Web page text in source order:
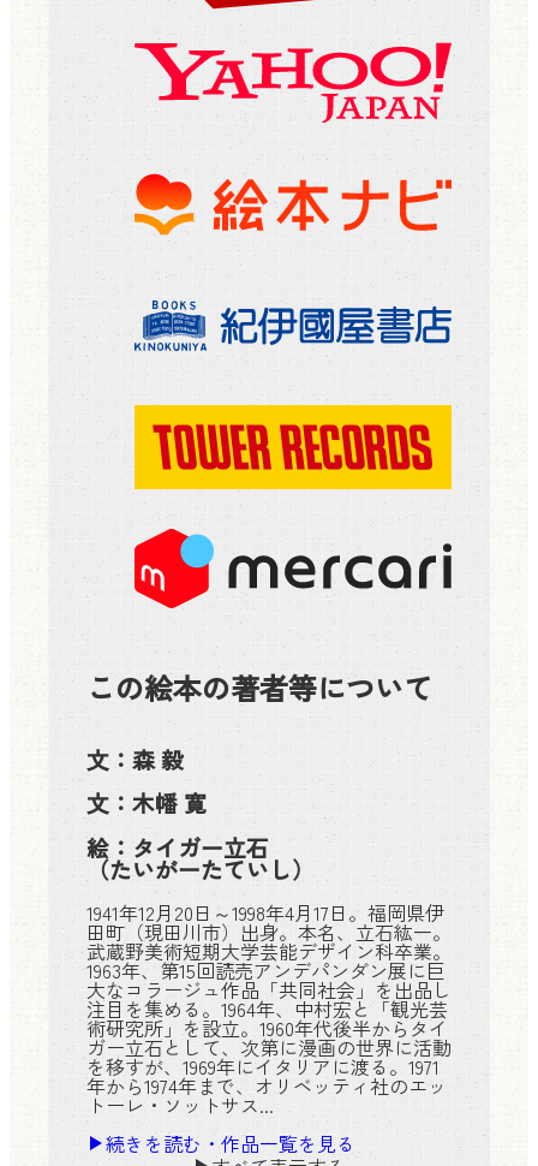
この絵本の著者等について
文：森 毅
文： 木幡 寛
絵： タイガー立石
（たいがーたていし）
1941年12月20日～1998年4月17日。福岡県伊
田町（現田川市）出身。本名、立石紘一。
武蔵野美術短期大学芸能デザイン科卒業。
1963年、第15回読売アンデパンダン展に巨
大なコラージュ作品「共同社会」を出品し
注目を集める。1964年、中村宏と「観光芸
術研究所」を設立。1960年代後半からタイ
ガー立石として、次第に漫画の世界に活動
を移すが、1969年にイタリアに渡る。1971
年から1974年まで、オリベッティ社のエッ
トーレ・ソットサス...
続きを読む・作品一覧を見る